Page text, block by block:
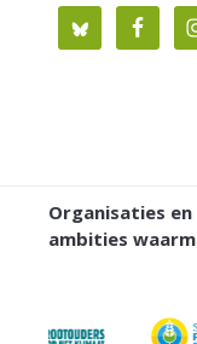
Organisaties
ambities